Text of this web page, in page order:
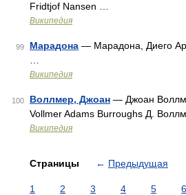
Fridtjof Nansen …
Википедия
99 Марадона — Марадона, Диего
Википедия
100 Воллмер, Джоан — Джоан
Vollmer Adams Burroughs Д.
Википедия
Страницы ← Предыдущая
1 2 3 4 5 6